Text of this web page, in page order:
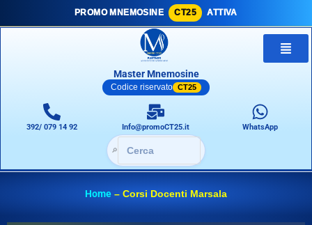
PROMO MNEMOSINE CT25 ATTIVA
Master Mnemosine
Codice riservato CT25
392/ 079 14 92 Info@promoCT25.it WhatsApp
🔎
Home – Corsi Docenti Marsala